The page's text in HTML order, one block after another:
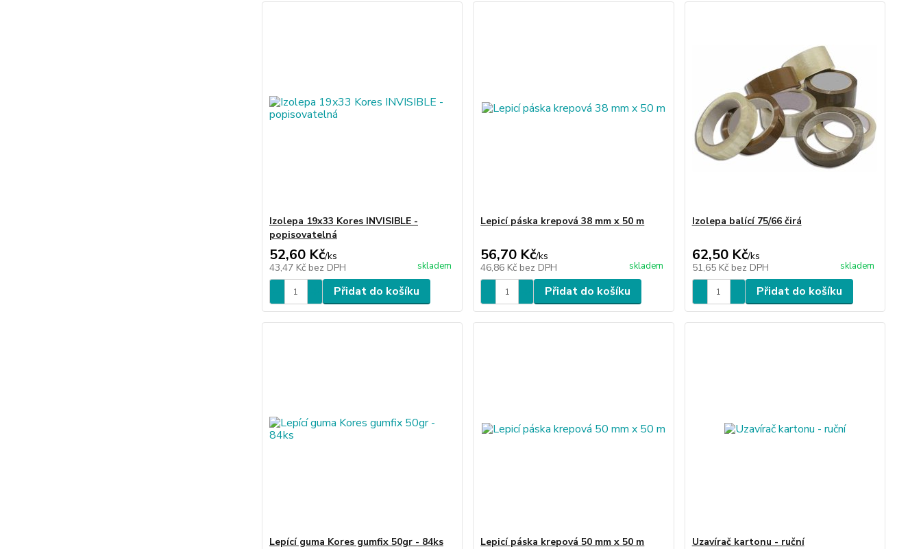
Izolepa 19x33 Kores INVISIBLE -
popisovatelná
52,60 Kč/ks
43,47 Kč bez DPH skladem
Přidat do košíku
Lepicí páska krepová 38 mm x 50 m
56,70 Kč/ks
46,86 Kč bez DPH skladem
Přidat do košíku
Izolepa balící 75/66 čirá
62,50 Kč/ks
51,65 Kč bez DPH skladem
Přidat do košíku
Lepící guma Kores gumfix 50gr - 84ks Lepicí páska krepová 50 mm x 50 m Uzavírač kartonu - ruční